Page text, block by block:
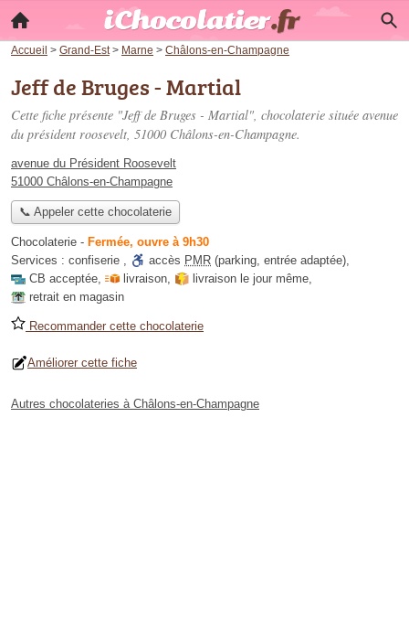
Accueil > Grand-Est > Marne > Châlons-en-Champagne
Jeff de Bruges - Martial
Cette fiche présente "Jeff de Bruges - Martial", chocolaterie située avenue
du président roosevelt, 51000 Châlons-en-Champagne.
avenue du Président Roosevelt
51000 Châlons-en-Champagne
📞 Appeler cette chocolaterie
Chocolaterie - Fermée, ouvre à 9h30
Services : confiserie , accès PMR (parking, entrée adaptée),
CB acceptée, livraison, livraison le jour même,
retrait en magasin
Recommander cette chocolaterie
Améliorer cette fiche
Autres chocolateries à Châlons-en-Champagne